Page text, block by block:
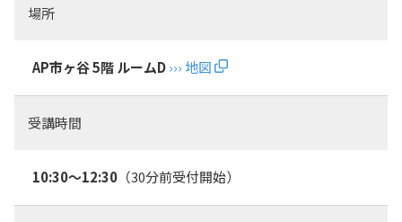
場所
AP市ヶ谷 5階 ルームD››› 地図
受講時間
10:30～12:30（30分前受付開始）